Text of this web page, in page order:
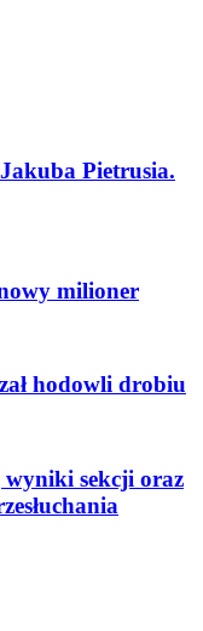
Pietrusia.
milioner
hodowli drobiu
wyniki sekcji oraz